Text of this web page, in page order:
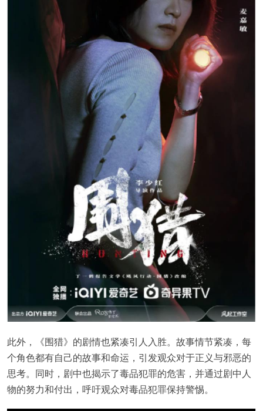
此外，《围猎》的剧情也紧凑引人入胜。故事情节紧凑，每
个角色都有自己的故事和命运，引发观众对于正义与邪恶的
思考。同时，剧中也揭示了毒品犯罪的危害，并通过剧中人
物的努力和付出，呼吁观众对毒品犯罪保持警惕。